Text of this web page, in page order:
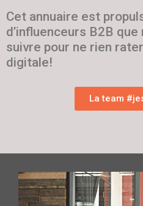
Cet annuaire est
d’influenceurs B2B
suivre pour ne rien
digitale!
La team